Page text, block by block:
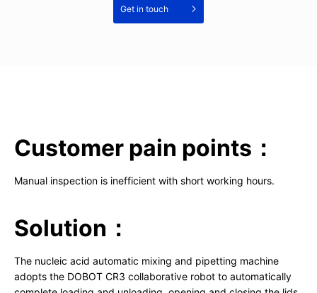
Get in touch
Customer pain points：
Manual inspection is inefficient with short working hours.
Solution：
The nucleic acid automatic mixing and pipetting machine
adopts the DOBOT CR3 collaborative robot to automatically